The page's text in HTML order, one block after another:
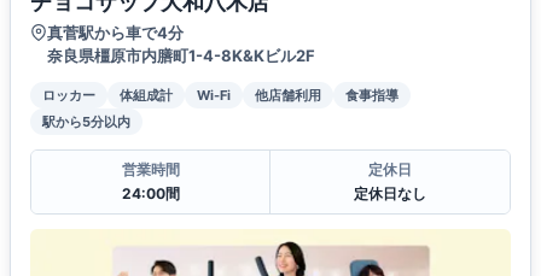
真菅駅から車で4分
奈良県橿原市内膳町1-4-8K&Kビル2F
ロッカー 体組成計 Wi-Fi 他店舗利用
食事指導
駅から5分以内
営業時間
24:00間
定休日
定休日なし